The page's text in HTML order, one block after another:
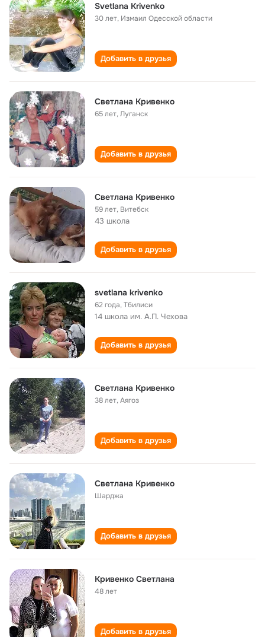
Svetlana Krivenko
30 лет, Измаил Одесcкой области
Добавить в друзья
Светлана Кривенко
65 лет,Луганск
Добавить в друзья
Светлана Кривенко
59 лет, Витебск
43 школа
Добавить в друзья
svetlana krivenko
62 года,Тбилиси
14 школа им. А.П. Чехова
Добавить в друзья
Cветлана Кривенко
38 лет,Аягоз
Добавить в друзья
Светлана Кривенко
Шарджа
Добавить в друзья
Кривенко Светлана
48 лет
Добавить в друзья